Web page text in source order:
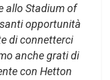
allo Stadium of
opportunità
di connetterci
anche grati di
con Hetton